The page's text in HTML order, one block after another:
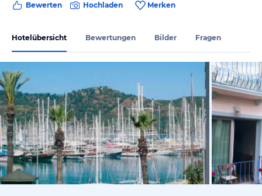
Bewerten Hochladen Merken
Hotelübersicht Bewertungen Bilder Fragen
von